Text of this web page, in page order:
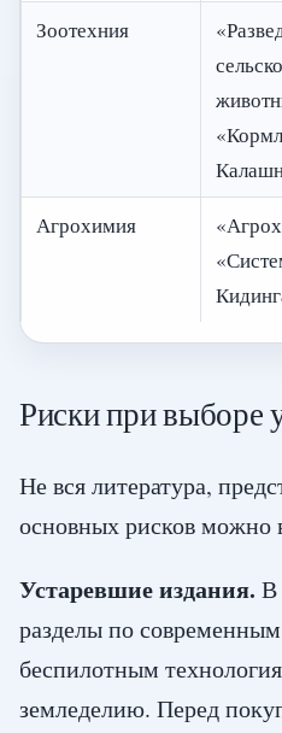
Зоотехния
Агрохимия
Риски при выборе
Не вся литература,
основных рисков можно
Устаревшие издания. В
разделы по
беспилотным
земледелию. Перед